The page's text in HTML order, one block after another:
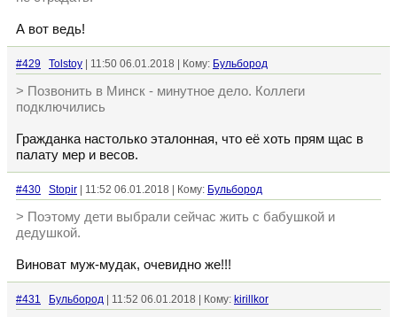
А вот ведь!
#429 Tolstoy | 11:50 06.01.2018 | Кому: Бульбород
> Позвонить в Минск - минутное дело. Коллеги
подключились
Гражданка настолько эталонная, что её хоть прям щас в
палату мер и весов.
#430 Stopir | 11:52 06.01.2018 | Кому: Бульбород
> Поэтому дети выбрали сейчас жить с бабушкой и
дедушкой.
Виноват муж-мудак, очевидно же!!!
#431 Бульбород | 11:52 06.01.2018 | Кому: kirillkor